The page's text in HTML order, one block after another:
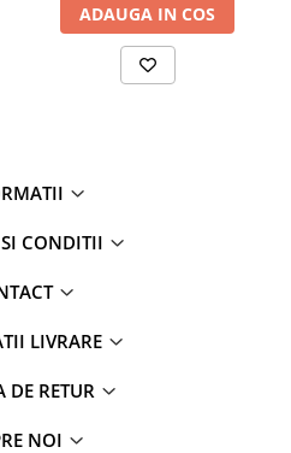
ADAUGA IN COS
CONDITII
LIVRARE
DE RETUR
NOI